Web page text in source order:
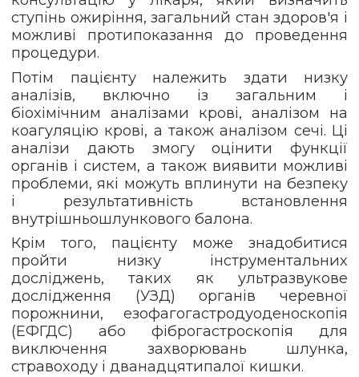
ступінь ожиріння, загальний стан здоров'я і
можливі протипоказання до проведення
процедури.
Потім пацієнту належить здати низку
аналізів, включно із загальним і
біохімічним аналізами крові, аналізом на
коагуляцію крові, а також аналізом сечі. Ці
аналізи дають змогу оцінити функції
органів і систем, а також виявити можливі
проблеми, які можуть вплинути на безпеку
і результативність встановлення
внутрішньошлункового балона.
Крім того, пацієнту може знадобитися
пройти низку інструментальних
досліджень, таких як ультразвукове
дослідження (УЗД) органів черевної
порожнини, езофагогастродуоденоскопія
(ЕФГДС) або фіброгастроскопія для
виключення захворювань шлунка,
стравоходу і дванадцятипалої кишки.